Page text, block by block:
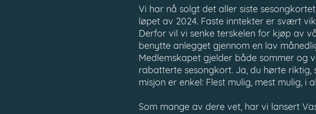
Vi har nå solgt det aller siste
løpet av 2024. Faste inntekter er svært
Derfor vil vi senke terskelen for kjøp av
benytte anlegget gjennom en lav
Medlemskapet gjelder både sommer og
rabatterte sesongkort. Ja, du hørte
misjon er enkel: Flest mulig, mest mulig, i
Som mange av dere vet, har vi lansert